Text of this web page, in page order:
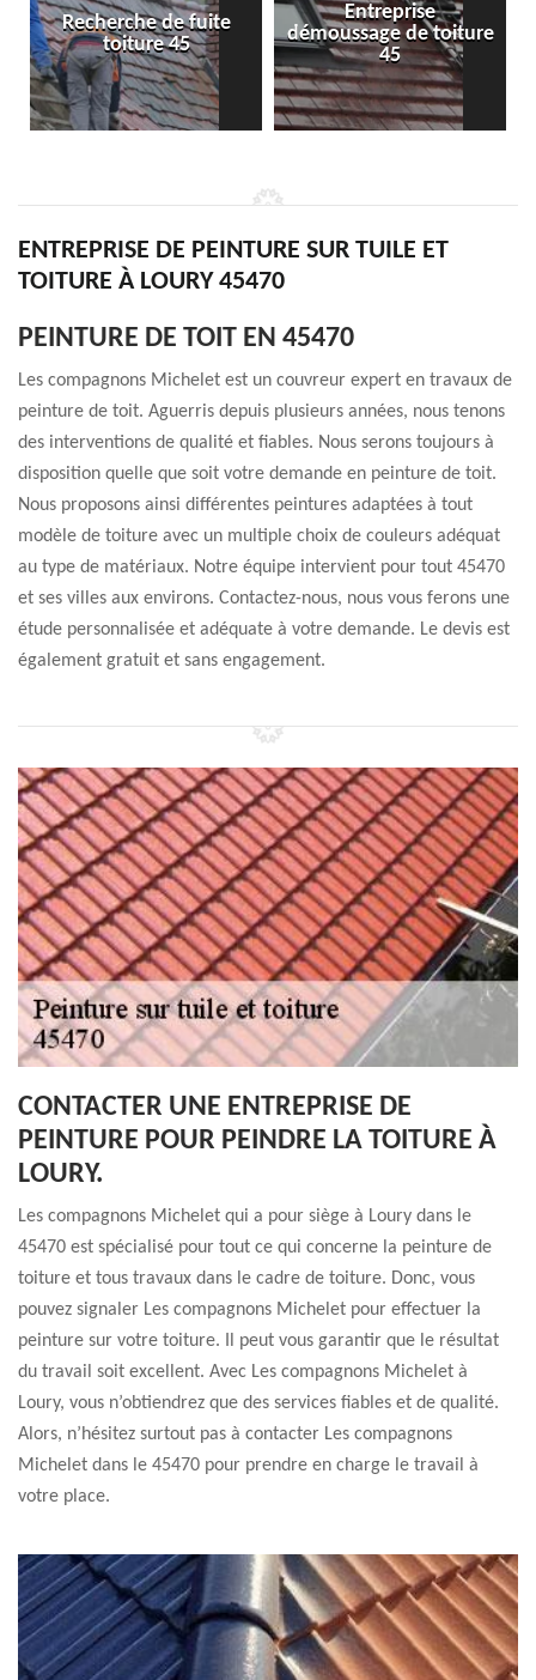
Entreprise
démoussage de toiture
45
Isolation toiture 45
ENTREPRISE DE PEINTURE SUR TUILE ET
TOITURE À LOURY 45470
PEINTURE DE TOIT EN 45470
Les compagnons Michelet est un couvreur expert en travaux de
peinture de toit. Aguerris depuis plusieurs années, nous tenons
des interventions de qualité et fiables. Nous serons toujours à
disposition quelle que soit votre demande en peinture de toit.
Nous proposons ainsi différentes peintures adaptées à tout
modèle de toiture avec un multiple choix de couleurs adéquat
au type de matériaux. Notre équipe intervient pour tout 45470
et ses villes aux environs. Contactez-nous, nous vous ferons une
étude personnalisée et adéquate à votre demande. Le devis est
également gratuit et sans engagement.
CONTACTER UNE ENTREPRISE DE
PEINTURE POUR PEINDRE LA TOITURE À
LOURY.
Les compagnons Michelet qui a pour siège à Loury dans le
45470 est spécialisé pour tout ce qui concerne la peinture de
toiture et tous travaux dans le cadre de toiture. Donc, vous
pouvez signaler Les compagnons Michelet pour effectuer la
peinture sur votre toiture. Il peut vous garantir que le résultat
du travail soit excellent. Avec Les compagnons Michelet à
Loury, vous n’obtiendrez que des services fiables et de qualité.
Alors, n’hésitez surtout pas à contacter Les compagnons
Michelet dans le 45470 pour prendre en charge le travail à
votre place.